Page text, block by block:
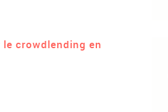
crowdlending en